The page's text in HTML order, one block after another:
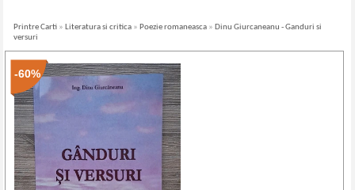
Printre Carti » Literatura si critica » Poezie romaneasca » Dinu Giurcaneanu - Ganduri si
versuri
-60%